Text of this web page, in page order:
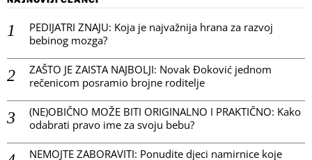
PEDIJATRI ZNAJU: Koja je najvažnija hrana za razvoj
bebinog mozga?
ZAŠTO JE ZAISTA NAJBOLJI: Novak Đoković jednom
rečenicom posramio brojne roditelje
(NE)OBIČNO MOŽE BITI ORIGINALNO I PRAKTIČNO: Kako
odabrati pravo ime za svoju bebu?
NEMOJTE ZABORAVITI: Ponudite djeci namirnice koje